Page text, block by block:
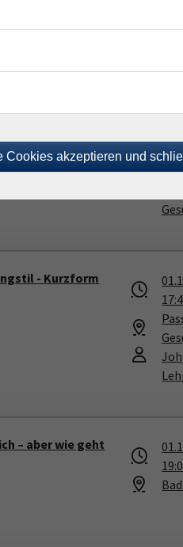
Achtsamkeit im
- Kurzform
– aber wie geht
Cookies akzeptieren und